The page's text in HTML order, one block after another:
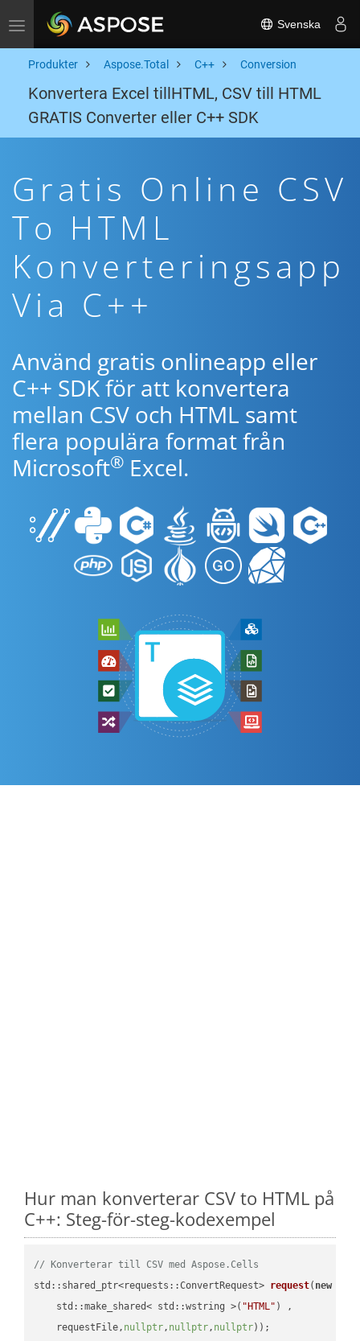
Toggle navigation Svenska
Produkter Aspose.Total C++ Conversion
Konvertera Excel tillHTML, CSV till HTML
GRATIS Converter eller C++ SDK
Gratis Online CSV
To HTML
Konverteringsapp
Via C++
Använd gratis onlineapp eller
C++ SDK för att konvertera
mellan CSV och HTML samt
flera populära format från
Microsoft® Excel.
Hur man konverterar CSV to HTML på
C++: Steg-för-steg-kodexempel
// Konverterar till CSV med Aspose.Cells
std::shared_ptr<requests::ConvertRequest> request( new
    std::make_shared< std::wstring >(
"HTML" ) ,
    requestFile,
nullptr, nullptr, nullptr))